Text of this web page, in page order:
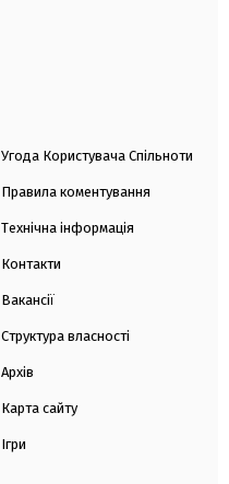
Угода Користувача Спільноти
Правила коментування
Технічна інформація
Контакти
Вакансії
Структура власності
Архів
Карта сайту
Ігри